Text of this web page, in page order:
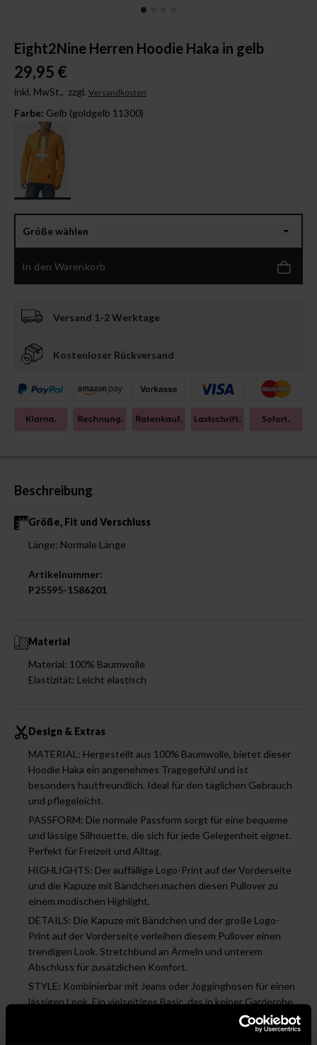
Eight2Nine Herren Hoodie Haka in gelb
29,95 €
inkl. MwSt., zzgl. Versandkosten
Farbe: Gelb (goldgelb 11300)
Größe wählen
In den Warenkorb
Versand 1-2 Werktage
Kostenloser Rückversand
Beschreibung
Größe, Fit und Verschluss
Länge: Normale Länge
Artikelnummer:
P25595-1586201
Material
Material: 100% Baumwolle
Elastizität: Leicht elastisch
Design & Extras
MATERIAL: Hergestellt aus 100% Baumwolle, bietet dieser
Hoodie Haka ein angenehmes Tragegefühl und ist
besonders hautfreundlich. Ideal für den täglichen Gebrauch
und pflegeleicht.
PASSFORM: Die normale Passform sorgt für eine bequeme
und lässige Silhouette, die sich für jede Gelegenheit eignet.
Perfekt für Freizeit und Alltag.
HIGHLIGHTS: Der auffällige Logo-Print auf der Vorderseite
und die Kapuze mit Bändchen machen diesen Pullover zu
einem modischen Highlight.
DETAILS: Die Kapuze mit Bändchen und der große Logo-
Print auf der Vorderseite verleihen diesem Pullover einen
trendigen Look. Stretchbund an Ärmeln und unterem
Abschluss für zusätzlichen Komfort.
STYLE: Kombinierbar mit Jeans oder Jogginghosen für einen
lässigen Look. Ein vielseitiges Basic, das in keiner Garderobe